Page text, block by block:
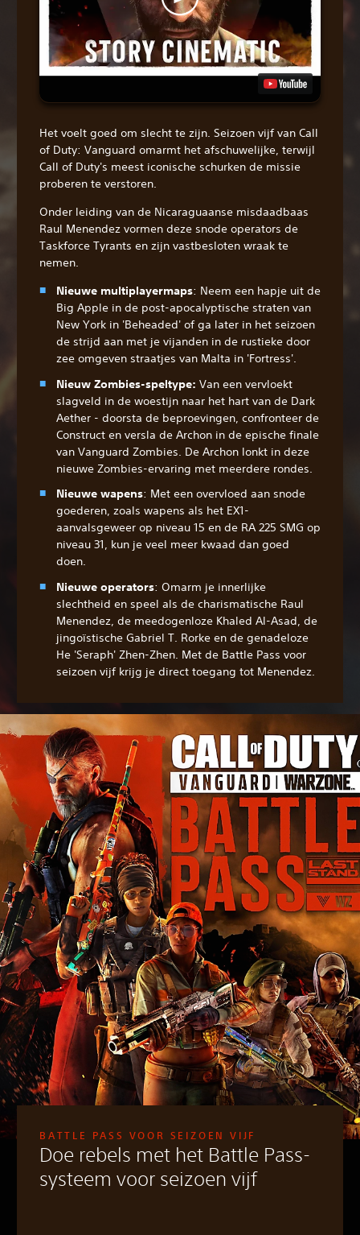
Het voelt goed om slecht te zijn. Seizoen vijf van Call
of Duty: Vanguard omarmt het afschuwelijke, terwijl
Call of Duty's meest iconische schurken de missie
proberen te verstoren.
Onder leiding van de Nicaraguaanse misdaadbaas
Raul Menendez vormen deze snode operators de
Taskforce Tyrants en zijn vastbesloten wraak te
nemen.
Nieuwe multiplayermaps: Neem een hapje uit de
Big Apple in de post-apocalyptische straten van
New York in 'Beheaded' of ga later in het seizoen
de strijd aan met je vijanden in de rustieke door
zee omgeven straatjes van Malta in 'Fortress'.
Nieuw Zombies-speltype: Van een vervloekt
slagveld in de woestijn naar het hart van de Dark
Aether - doorsta de beproevingen, confronteer de
Construct en versla de Archon in de epische finale
van Vanguard Zombies. De Archon lonkt in deze
nieuwe Zombies-ervaring met meerdere rondes.
Nieuwe wapens: Met een overvloed aan snode
goederen, zoals wapens als het EX1-
aanvalsgeweer op niveau 15 en de RA 225 SMG op
niveau 31, kun je veel meer kwaad dan goed
doen.
Nieuwe operators: Omarm je innerlijke
slechtheid en speel als de charismatische Raul
Menendez, de meedogenloze Khaled Al-Asad, de
jingoïstische Gabriel T. Rorke en de genadeloze
He 'Seraph' Zhen-Zhen. Met de Battle Pass voor
seizoen vijf krijg je direct toegang tot Menendez.
BATTLE PASS VOOR SEIZOEN VIJF
Doe rebels met het Battle Pass-
systeem voor seizoen vijf